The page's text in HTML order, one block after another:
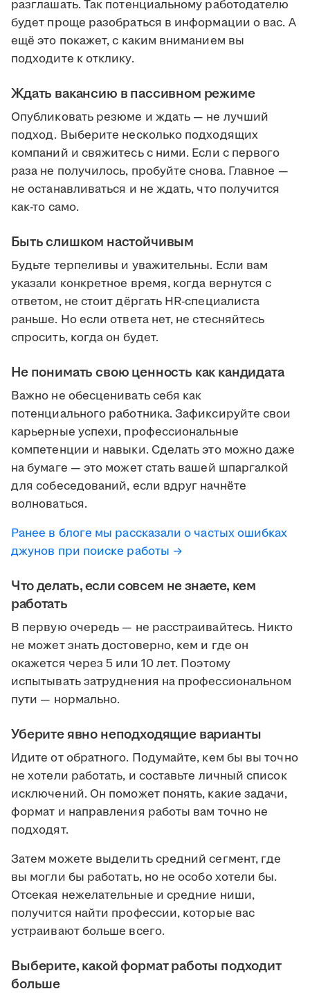
разглашать. Так потенциальному работодателю
будет проще разобраться в информации о вас. А
ещё это покажет, с каким вниманием вы
подходите к отклику.
Ждать вакансию в пассивном режиме
Опубликовать резюме и ждать — не лучший
подход. Выберите несколько подходящих
компаний и свяжитесь с ними. Если с первого
раза не получилось, пробуйте снова. Главное —
не останавливаться и не ждать, что получится
как-то само.
Быть слишком настойчивым
Будьте терпеливы и уважительны. Если вам
указали конкретное время, когда вернутся с
ответом, не стоит дёргать HR-специалиста
раньше. Но если ответа нет, не стесняйтесь
спросить, когда он будет.
Не понимать свою ценность как кандидата
Важно не обесценивать себя как
потенциального работника. Зафиксируйте свои
карьерные успехи, профессиональные
компетенции и навыки. Сделать это можно даже
на бумаге — это может стать вашей шпаргалкой
для собеседований, если вдруг начнёте
волноваться.
Ранее в блоге мы рассказали о частых ошибках
джунов при поиске работы →
Что делать, если совсем не знаете, кем
работать
В первую очередь — не расстраивайтесь. Никто
не может знать достоверно, кем и где он
окажется через 5 или 10 лет. Поэтому
испытывать затруднения на профессиональном
пути — нормально.
Уберите явно неподходящие варианты
Идите от обратного. Подумайте, кем бы вы точно
не хотели работать, и составьте личный список
исключений. Он поможет понять, какие задачи,
формат и направления работы вам точно не
подходят.
Затем можете выделить средний сегмент, где
вы могли бы работать, но не особо хотели бы.
Отсекая нежелательные и средние ниши,
получится найти профессии, которые вас
устраивают больше всего.
Выберите, какой формат работы подходит
больше